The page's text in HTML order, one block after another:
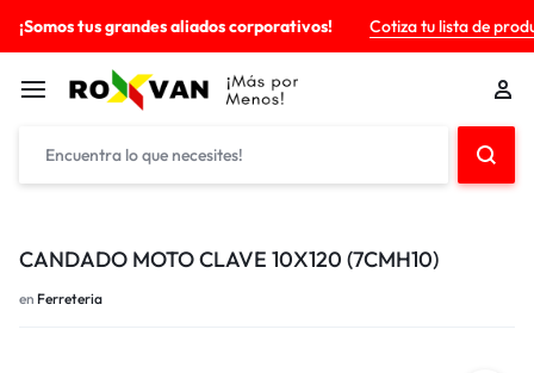
¡Somos tus grandes aliados corporativos! Cotiza tu lista de
CANDADO MOTO CLAVE 10X120 (7CMH10)
en Ferreteria